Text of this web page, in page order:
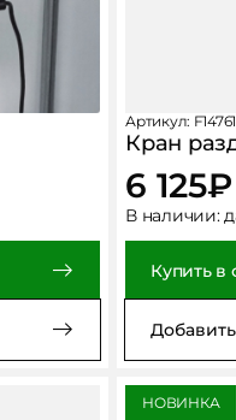
Артикул:
Кран
6 125₽
В наличии:
Купить в
НОВИНКА